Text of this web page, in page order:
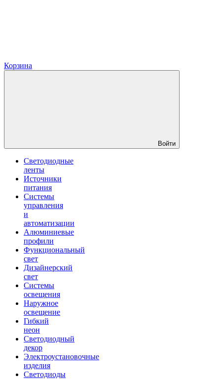
Корзина
Войти
Светодиодные
ленты
Источники
питания
Системы
управления
и
автоматизации
Алюминиевые
профили
Функциональный
свет
Дизайнерский
свет
Системы
освещения
Наружное
освещение
Гибкий
неон
Светодиодный
декор
Электроустановочные
изделия
Светодиоды